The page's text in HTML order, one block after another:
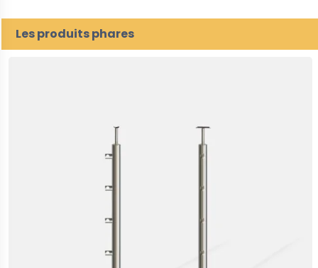
Les produits phares